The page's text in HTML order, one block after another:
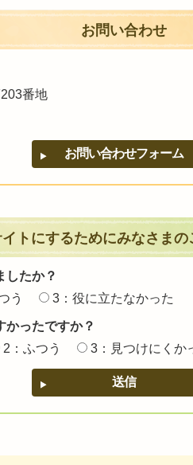
お問い合わせ
番地
トにするためにみなさま
したか？
う 3：役に立たなかった
かったですか？
2：ふつう 3：見つけにくか